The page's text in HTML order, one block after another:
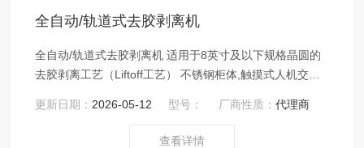
全自动/轨道式去胶剥离机
全自动/轨道式去胶剥离机 适用于8英寸及以下规格晶圆的
去胶剥离工艺（Liftoff工艺） 不锈钢柜体,触摸式人机交互
化合物（钽酸锂等）全自动去胶剥离工艺处理 适合声表滤
波器（SAW）行业产能要求适中的批量产线 可选配MES协
更新日期： 2026-05-12 型号： 厂商性质：代理商
查看详情